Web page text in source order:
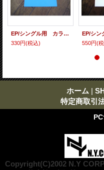
EP/シングル用 カラースリーヴ（全4色） 5枚セット
330円(税込)
550円(
ホーム |
特定商取引
Copyright(C)2002 N.Y